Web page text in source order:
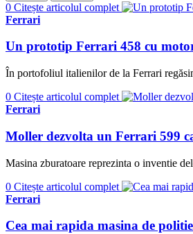
0 Citește articolul complet
Ferrari
Un prototip Ferrari 458 cu
În portofoliul italienilor de la Ferrari
0 Citește articolul complet
Ferrari
Moller dezvolta un Ferrari 599
Masina zburatoare reprezinta o inventie
0 Citește articolul complet
Ferrari
Cea mai rapida masina de